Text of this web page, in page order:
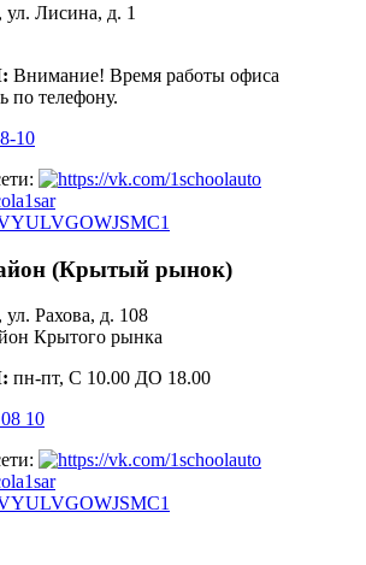
ул. Лисина, д. 1
Внимание! Время работы офиса
по телефону.
10
(Крытый рынок)
ул. Рахова, д. 108
Крытого рынка
пн-пт, С 10.00 ДО 18.00
10